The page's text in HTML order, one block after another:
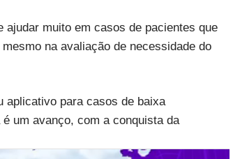
muito em casos de pacientes que
na avaliação de necessidade do
aplicativo para casos de baixa
um avanço, com a conquista da